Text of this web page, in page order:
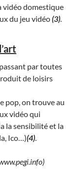
vidéo domestique
du jeu vidéo(3).
par toutes
de loisirs
pop, on trouve au
vidéo qui
la sensibilité et la
Ico…)(4).